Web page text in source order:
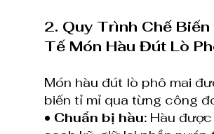
2. Quy Trình Chế
Tế Món Hàu Đút Lò
Món hàu đút lò phô mai
biến tỉ mỉ qua từng công
• Chuẩn bị hàu: Hàu